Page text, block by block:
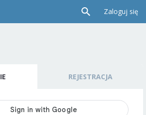
Zaloguj się
REJESTRACJA